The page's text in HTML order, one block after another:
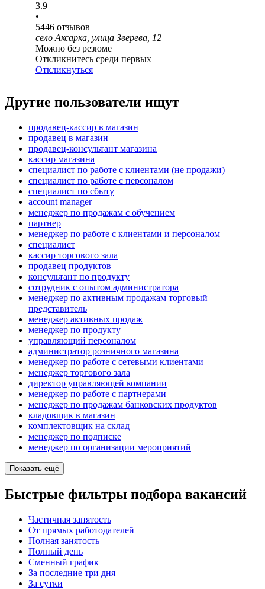
3.9
•
5446 отзывов
село Аксарка, улица Зверева, 12
Можно без резюме
Откликнитесь среди первых
Откликнуться
Другие пользователи ищут
продавец-кассир в магазин
продавец в магазин
продавец-консультант магазина
кассир магазина
специалист по работе с клиентами (не продажи)
специалист по работе с персоналом
специалист по сбыту
account manager
менеджер по продажам с обучением
партнер
менеджер по работе с клиентами и персоналом
специалист
кассир торгового зала
продавец продуктов
консультант по продукту
сотрудник с опытом администратора
менеджер по активным продажам торговый
представитель
менеджер активных продаж
менеджер по продукту
управляющий персоналом
администратор розничного магазина
менеджер по работе с сетевыми клиентами
менеджер торгового зала
директор управляющей компании
менеджер по работе с партнерами
менеджер по продажам банковских продуктов
кладовщик в магазин
комплектовщик на склад
менеджер по подписке
менеджер по организации мероприятий
Показать ещё
Быстрые фильтры подбора вакансий
Частичная занятость
От прямых работодателей
Полная занятость
Полный день
Сменный график
За последние три дня
За сутки